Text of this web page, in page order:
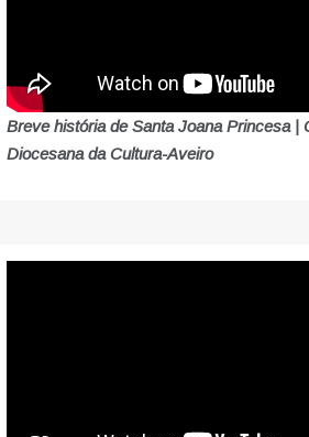
Breve história de Santa Joana Princesa |
Diocesana da Cultura-Aveiro